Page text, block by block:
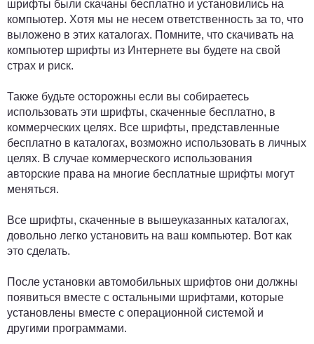
шрифты были скачаны бесплатно и установились на
компьютер. Хотя мы не несем ответственность за то, что
выложено в этих каталогах. Помните, что скачивать на
компьютер шрифты из Интернете вы будете на свой
страх и риск.
Также будьте осторожны если вы собираетесь
использовать эти шрифты, скаченные бесплатно, в
коммерческих целях. Все шрифты, представленные
бесплатно в каталогах, возможно использовать в личных
целях. В случае коммерческого использования
авторские права на многие бесплатные шрифты могут
меняться.
Все шрифты, скаченные в вышеуказанных каталогах,
довольно легко установить на ваш компьютер. Вот как
это сделать.
После установки автомобильных шрифтов они должны
появиться вместе с остальными шрифтами, которые
установлены вместе с операционной системой и
другими программами.